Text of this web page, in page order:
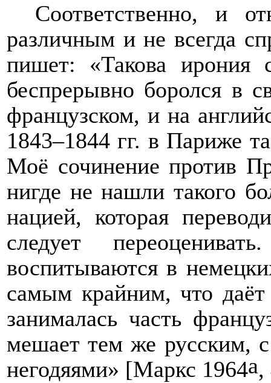
Соответственно, и
различным и не всегда
пишет: «Такова ирония
беспрерывно боролся в
французском, и на
1843–1844 гг. в Париже
Моё сочинение против
нигде не нашли такого
нацией, которая
следует
воспитываются в
самым крайним, что
занималась часть
мешает тем же русским, с
негодяями» [Маркс 1964а,